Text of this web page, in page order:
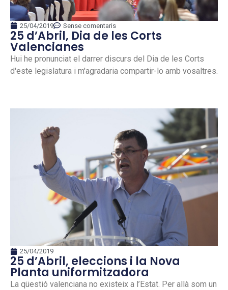
25/04/2019 Sense comentaris
25 d’Abril, Dia de les Corts
Valencianes
Hui he pronunciat el darrer discurs del Dia de les Corts
d'este legislatura i m'agradaria compartir-lo amb vosaltres.
25/04/2019
25 d’Abril, eleccions i la Nova
Planta uniformitzadora
La qüestió valenciana no existeix a l’Estat. Per allà som un